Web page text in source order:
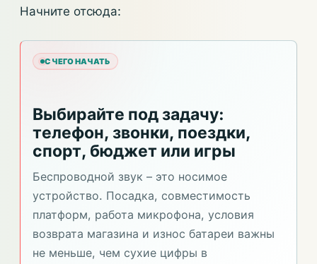
Начните отсюда:
С ЧЕГО НАЧАТЬ
Выбирайте под задачу:
телефон, звонки, поездки,
спорт, бюджет или игры
Беспроводной звук – это носимое
устройство. Посадка, совместимость
платформ, работа микрофона, условия
возврата магазина и износ батареи важны
не меньше, чем сухие цифры в